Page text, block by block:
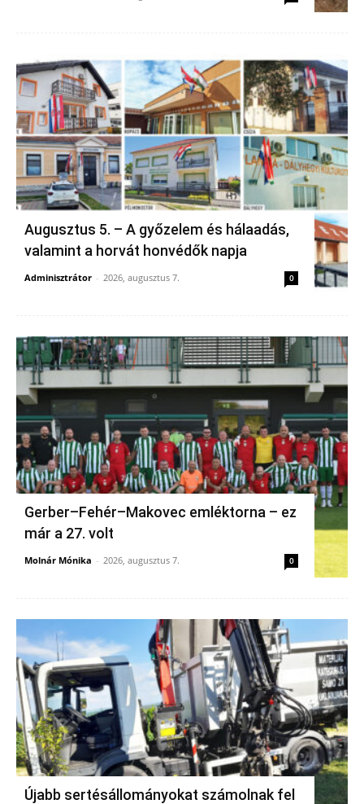
Augusztus 5. – A győzelem és hálaadás,
valamint a horvát honvédők napja
Adminisztrátor - 2026, augusztus 7. 0
Gerber–Fehér–Makovec emléktorna – ez
már a 27. volt
Molnár Mónika - 2026, augusztus 7. 0
Újabb sertésállományokat számolnak fel